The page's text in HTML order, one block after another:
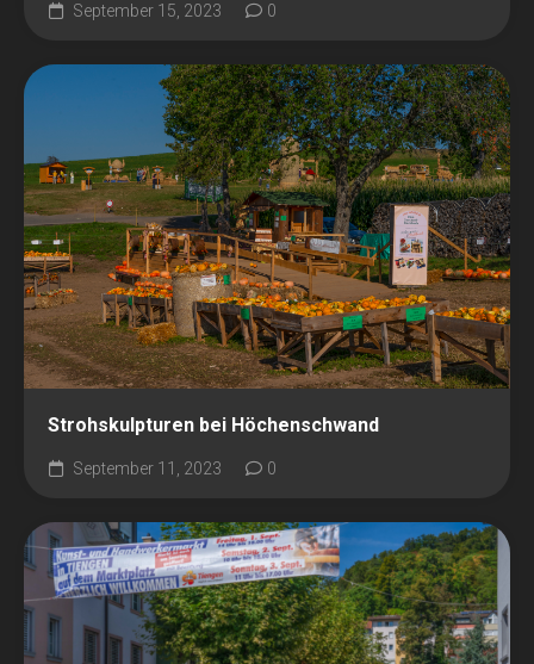
September 15, 2023 0
Strohskulpturen bei Höchenschwand
September 11, 2023 0